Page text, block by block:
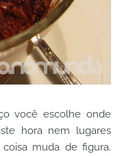
você escolhe onde
hora nem lugares
muda de figura.